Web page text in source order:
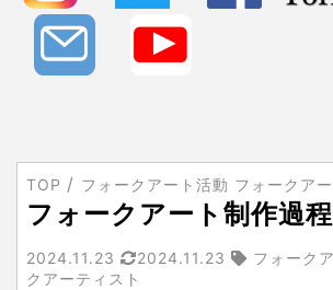
TOP フォークアート活動 フォークア
フォークアート制作過程
2024.11.23 2024.11.23
フォーク
クアーティスト